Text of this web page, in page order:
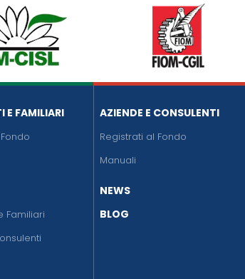
E FAMILIARI
Familiari
AZIENDE E CONSULENTI
Registrati al Fondo
Manuali
NEWS
BLOG